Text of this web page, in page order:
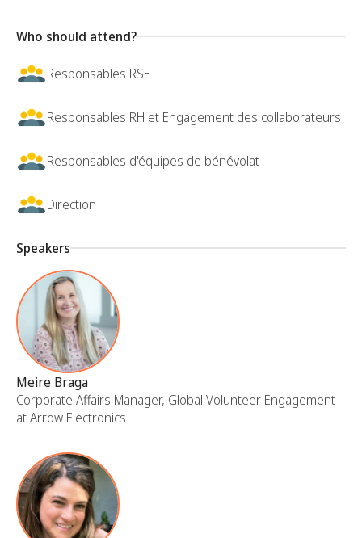
Who should attend?
Responsables RSE
Responsables RH et Engagement des collaborateurs
Responsables d'équipes de bénévolat
Direction
Speakers
Meire Braga
Corporate Affairs Manager, Global Volunteer Engagement
at Arrow Electronics